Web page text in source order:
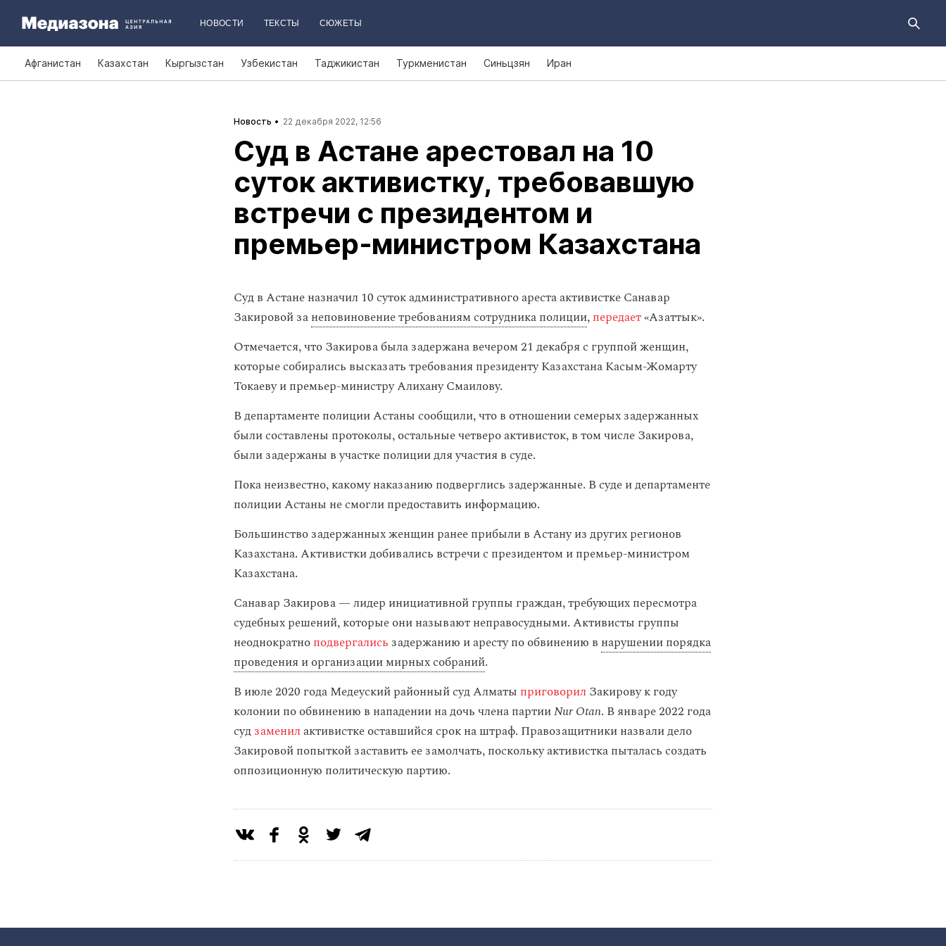
НОВОСТИ ТЕКСТЫ СЮЖЕТЫ
Афганистан Казахстан Кыргызстан Узбекистан Таджикистан Туркменистан Синьцзян Иран
Новость 22 декабря 2022, 12:56
Суд в Астане арестовал на 10
суток активистку, требовавшую
встречи с президентом и
премьер‑министром Казахстана
Суд в Астане назначил 10 суток административного ареста активистке Санавар
Закировой занеповиновение требованиям сотрудника полиции,передает«Азаттык».
Отмечается, что Закирова была задержана вечером 21 декабря с группой женщин,
которые собирались высказать требования президенту Казахстана Касым-Жомарту
Токаеву и премьер-министру Алихану Смаилову.
В департаменте полиции Астаны сообщили, что в отношении семерых задержанных
были составлены протоколы, остальные четверо активисток, в том числе Закирова,
были задержаны в участке полиции для участия в суде.
Пока неизвестно, какому наказанию подверглись задержанные. В суде и департаменте
полиции Астаны не смогли предоставить информацию.
Большинство задержанных женщин ранее прибыли в Астану из других регионов
Казахстана. Активистки добивались встречи с президентом и премьер-министром
Казахстана.
Санавар Закирова — лидер инициативной группы граждан, требующих пересмотра
судебных решений, которые они называют неправосудными. Активисты группы
неоднократноподвергались задержанию и аресту по обвинению в нарушении порядка
проведения и организации мирных собраний.
В июле 2020 года Медеуский районный суд Алматы приговорил Закирову к году
колонии по обвинению в нападении на дочь члена партииNur Otan. В январе 2022 года
судзаменилактивистке оставшийся срок на штраф. Правозащитники назвали дело
Закировой попыткой заставить ее замолчать, поскольку активистка пыталась создать
оппозиционную политическую партию.